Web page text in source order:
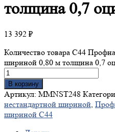
толщина 0,7
13 392 ₽
Количество товара С44
шириной 0,80 м толщина 0,7
В корзину
Артикул: MMNST248
нестандартной шириной,
шириной С44